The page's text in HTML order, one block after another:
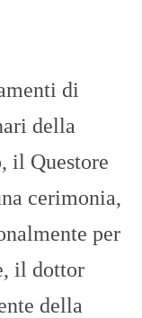
di
della
il Questore
cerimonia,
per
il dottor
della